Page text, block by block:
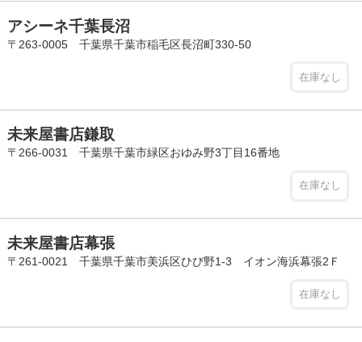
アシーネ千葉長沼
〒263-0005 千葉県千葉市稲毛区長沼町330-50
在庫なし
未来屋書店鎌取
〒266-0031 千葉県千葉市緑区おゆみ野3丁目16番地
在庫なし
未来屋書店幕張
〒261-0021 千葉県千葉市美浜区ひび野1-3 イオン海浜幕張2Ｆ
在庫なし